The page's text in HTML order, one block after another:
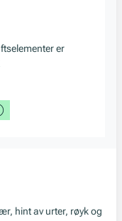
er
hint av urter, røyk og